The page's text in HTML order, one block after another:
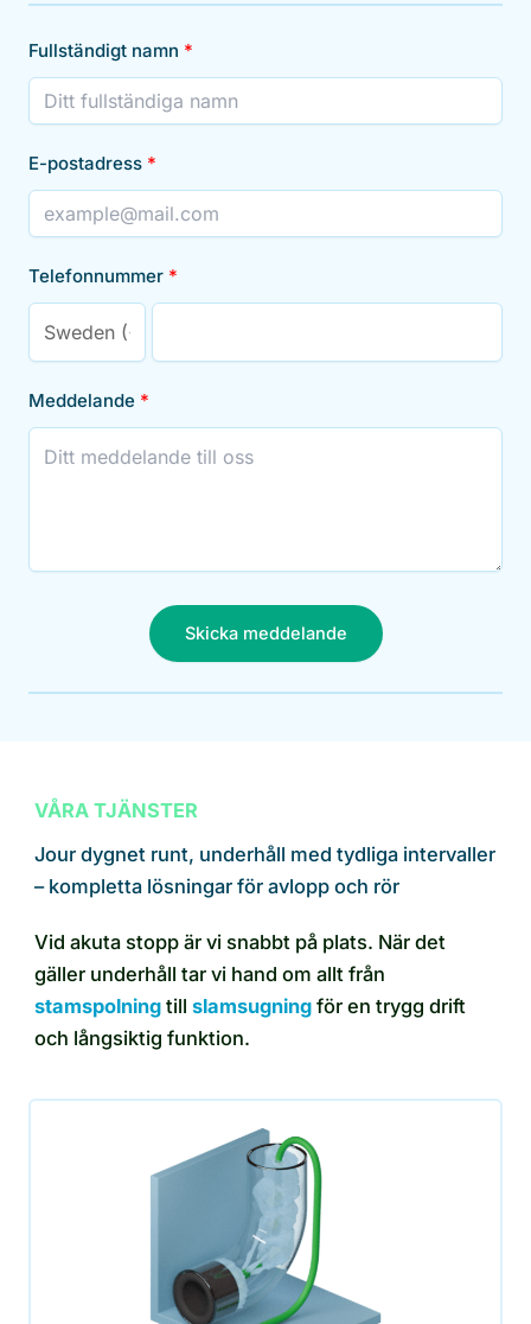
Fullständigt namn
E-postadress
Telefonnummer
Meddelande
Skicka meddelande
VÅRA TJÄNSTER
Jour dygnet runt, underhåll med tydliga intervaller
– kompletta lösningar för avlopp och rör
Vid akuta stopp är vi snabbt på plats. När det
gäller underhåll tar vi hand om allt från
stamspolning till slamsugning för en trygg drift
och långsiktig funktion.